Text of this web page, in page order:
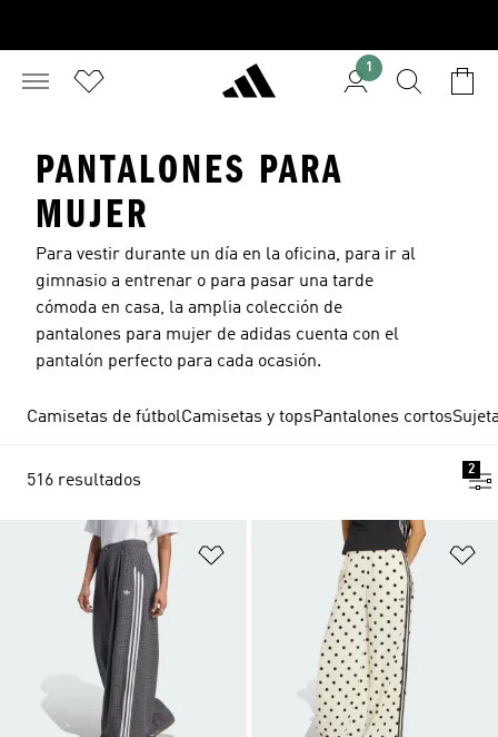
1
PANTALONES PARA
MUJER
Para vestir durante un día en la oficina, para ir al
gimnasio a entrenar o para pasar una tarde
cómoda en casa, la amplia colección de
pantalones para mujer de adidas cuenta con el
pantalón perfecto para cada ocasión.
Camisetas de fútbolCamisetas y topsPantalones cortos
516 resultados
2
Añadir a la lista de deseos